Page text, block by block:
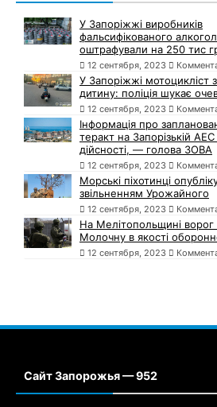
У Запоріжжі виробників
фальсифікованого
оштрафували на 250 тис
12 сентября, 2023
У Запоріжжі мотоцикліст
дитину: поліція шукає
12 сентября, 2023
Інформація про
теракт на Запорізькій АЕС
дійсності, — голова ЗОВА
12 сентября, 2023
Морські піхотинці
звільненням Урожайного
12 сентября, 2023
На Мелітопольщині ворог
Молочну в якості
12 сентября, 2023
Сайт Запорожья — 952